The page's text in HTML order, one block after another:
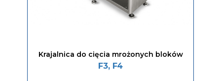
Krajalnica do cięcia mrożonych bloków
F3, F4